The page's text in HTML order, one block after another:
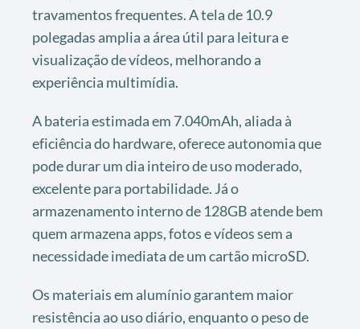
travamentos frequentes. A tela de 10.9
polegadas amplia a área útil para leitura e
visualização de vídeos, melhorando a
experiência multimídia.
A bateria estimada em 7.040mAh, aliada à
eficiência do hardware, oferece autonomia que
pode durar um dia inteiro de uso moderado,
excelente para portabilidade. Já o
armazenamento interno de 128GB atende bem
quem armazena apps, fotos e vídeos sem a
necessidade imediata de um cartão microSD.
Os materiais em alumínio garantem maior
resistência ao uso diário, enquanto o peso de